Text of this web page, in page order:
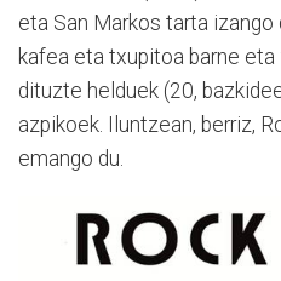
eta San Markos tarta izango
kafea eta txupitoa barne eta
dituzte helduek (20,
azpikoek. Iluntzean, berriz,
emango du.